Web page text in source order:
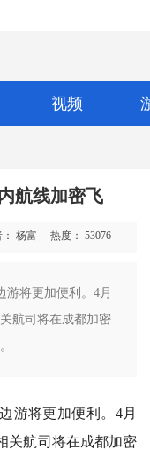
视频
航线加密飞
： 杨富 热度： 53076
游将更加便利。4月
航司将在成都加密
游将更加便利。4月
关航司将在成都加密